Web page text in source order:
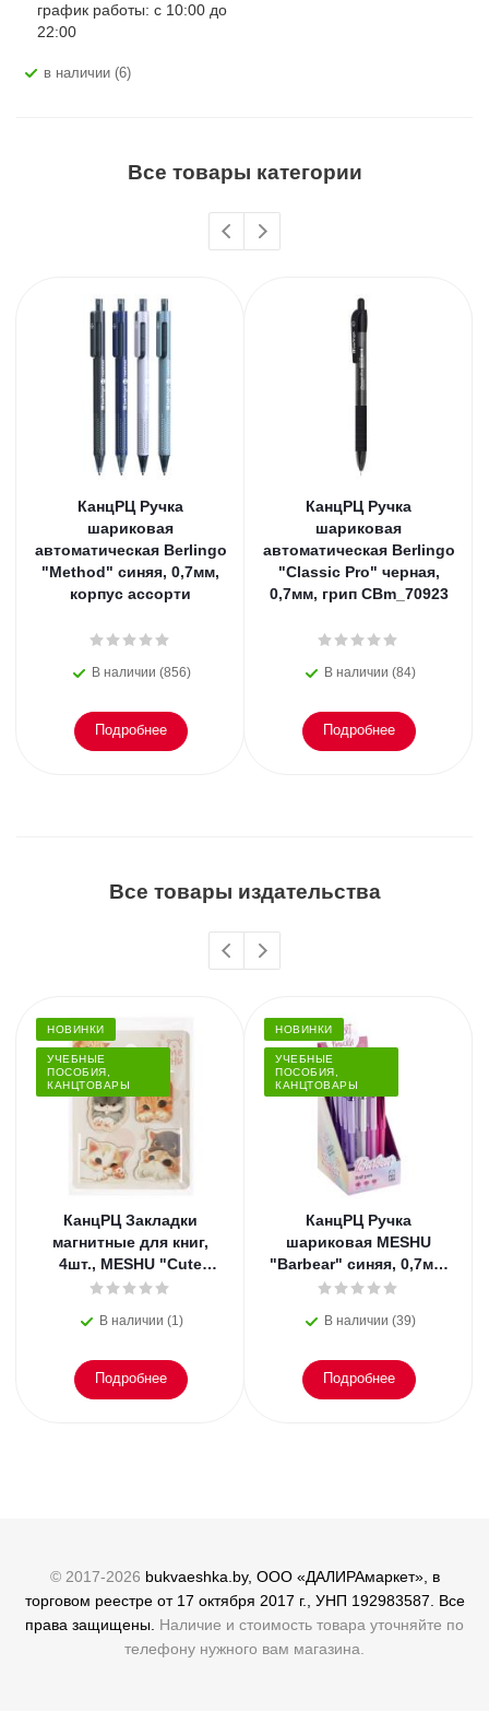
график работы: с 10:00 до
22:00
В наличии (6)
Все товары категории
КанцРЦ Ручка
шариковая
автоматическая Berlingo
"Method" синяя, 0,7мм,
корпус ассорти
В наличии (856)
Подробнее
КанцРЦ Ручка
шариковая
автоматическая Berlingo
"Classic Pro" черная,
0,7мм, грип CBm_70923
В наличии (84)
Подробнее
Все товары издательства
НОВИНКИ
УЧЕБНЫЕ
ПОСОБИЯ,
КАНЦТОВАРЫ
КанцРЦ Закладки
магнитные для книг,
4шт., MESHU "Cute
kittens", матовая
В наличии (1)
Подробнее
НОВИНКИ
УЧЕБНЫЕ
ПОСОБИЯ,
КАНЦТОВАРЫ
КанцРЦ Ручка
шариковая MESHU
"Barbear" синяя, 0,7мм,
корпус ассорти
В наличии (39)
Подробнее
© 2017-2026 bukvaeshka.by, ООО «ДАЛИРАмаркет», в
торговом реестре от 17 октября 2017 г., УНП 192983587. Все
права защищены. Наличие и стоимость товара уточняйте по
телефону нужного вам магазина.